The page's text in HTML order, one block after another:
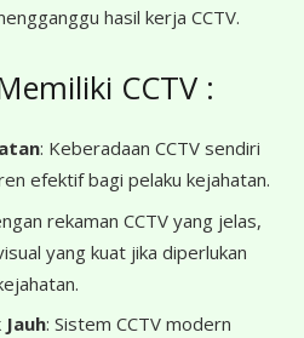
hasil kerja CCTV.
CCTV :
: Keberadaan CCTV sendiri
efektif bagi pelaku kejahatan.
rekaman CCTV yang jelas,
yang kuat jika diperlukan
: Sistem CCTV modern